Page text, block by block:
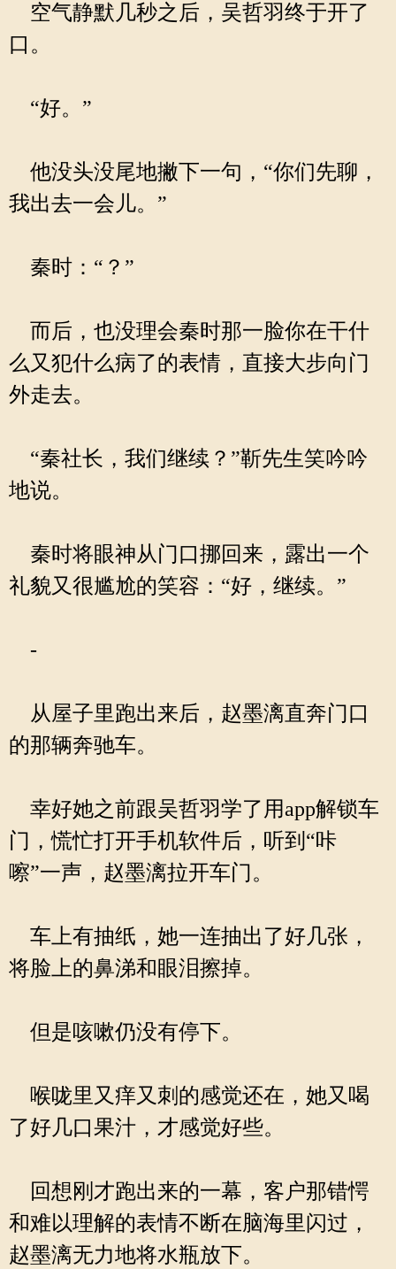
空气静默几秒之后，吴哲羽终于开了
口。
“好。”
他没头没尾地撇下一句，“你们先聊，
我出去一会儿。”
秦时：“？”
而后，也没理会秦时那一脸你在干什
么又犯什么病了的表情，直接大步向门
外走去。
“秦社长，我们继续？”靳先生笑吟吟
地说。
秦时将眼神从门口挪回来，露出一个
礼貌又很尴尬的笑容：“好，继续。”
-
从屋子里跑出来后，赵墨漓直奔门口
的那辆奔驰车。
幸好她之前跟吴哲羽学了用app解锁车
门，慌忙打开手机软件后，听到“咔
嚓”一声，赵墨漓拉开车门。
车上有抽纸，她一连抽出了好几张，
将脸上的鼻涕和眼泪擦掉。
但是咳嗽仍没有停下。
喉咙里又痒又刺的感觉还在，她又喝
了好几口果汁，才感觉好些。
回想刚才跑出来的一幕，客户那错愕
和难以理解的表情不断在脑海里闪过，
赵墨漓无力地将水瓶放下。